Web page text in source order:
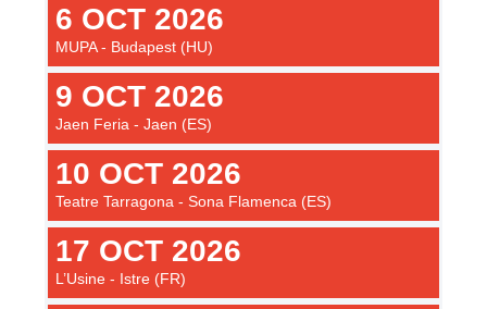
6 OCT 2026
MUPA - Budapest (HU)
9 OCT 2026
Jaen Feria - Jaen (ES)
10 OCT 2026
Teatre Tarragona - Sona Flamenca (ES)
17 OCT 2026
L’Usine - Istre (FR)